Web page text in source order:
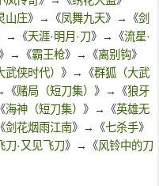
山庄》→《凤舞九天》→《剑
→《天涯·明月·刀》→《流星·
》→《霸王枪》→《离别钩》
侠时代） 》→《群狐（大武
《赌局（短刀集） 》→《狼牙
海神（短刀集） 》→《英雄无
剑花烟雨江南》→《七杀手》
刀·又见飞刀》→《风铃中的刀